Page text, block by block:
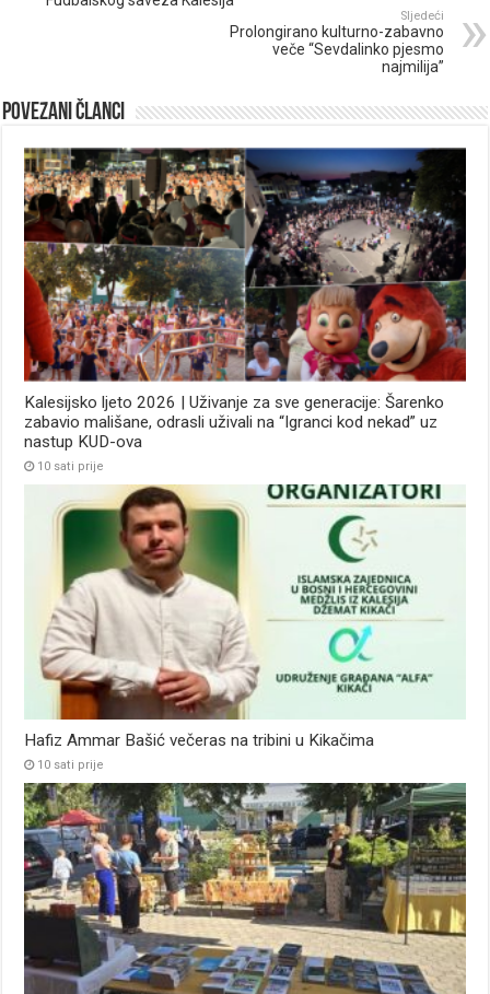
Sljedeći
Prolongirano kulturno-zabavno
veče “Sevdalinko pjesmo
najmilija”
Povezani članci
Kalesijsko ljeto 2026 | Uživanje za sve generacije: Šarenko
zabavio mališane, odrasli uživali na “Igranci kod nekad” uz
nastup KUD-ova
10 sati prije
Hafiz Ammar Bašić večeras na tribini u Kikačima
10 sati prije